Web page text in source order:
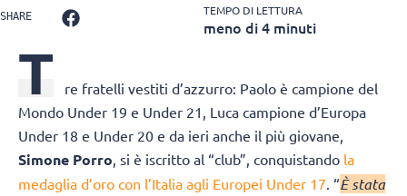
SHARE TEMPO DI LETTURA
meno di 4 minuti
T
re fratelli vestiti d’azzurro: Paolo è campione del
Mondo Under 19 e Under 21, Luca campione d’Europa
Under 18 e Under 20 e da ieri anche il più giovane,
Simone Porro, si è iscritto al “club”, conquistando la
medaglia d’oro con l’Italia agli Europei Under 17. “È stata